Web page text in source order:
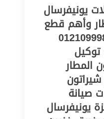
يونيفرسال
وأهم قطع
01210999852
المطار
صيانة
يونيفرسال